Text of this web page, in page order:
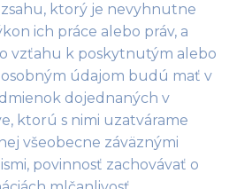
ktorý je nevyhnutne
ich práce alebo práv, a
vzťahu k poskytnutým alebo
údajom budú mať v
dojednaných v
ktorú s nimi uzatvárame
všeobecne záväznými
povinnosť zachovávať o